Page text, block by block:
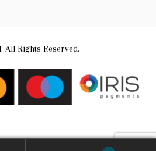
All Rights Reserved.